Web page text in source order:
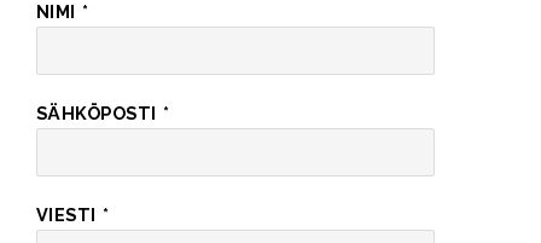
NIMI *
SÄHKÖPOSTI *
VIESTI *